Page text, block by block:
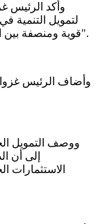
وأكد الرئيس
لتمويل التنمية
قوية ومنصفة بين الشمال والجنوب "لمواجهة التحديات المشتركة".
وأضاف الرئيس
ووصف التمويل
إلى أن